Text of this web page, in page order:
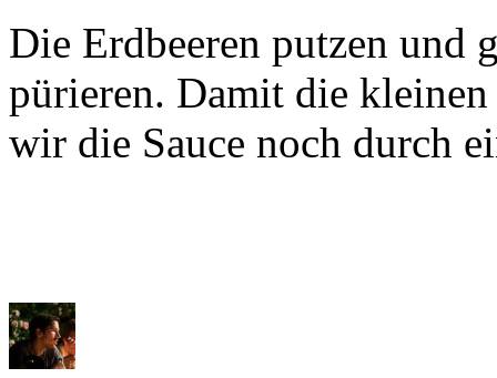
Die Erdbeeren putzen und
pürieren. Damit die
wir die Sauce noch durch